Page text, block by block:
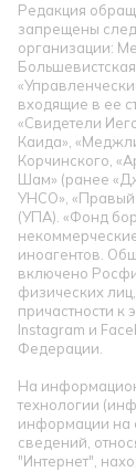
Редакция
запрещены
организации:
входящие в ее
«Свидетели
Каида»,
Корчинского,
Шам» (ранее
УНСО», «Правый
(УПА). «Фонд
иноагентов.
включено
физических
причастности к
Instagram и
Федерации.
На
технологии
информации на
сведений,
"Интернет",